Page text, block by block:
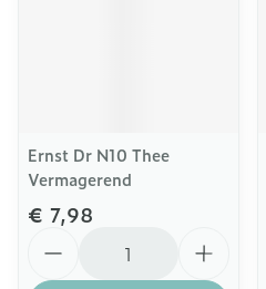
Ernst Dr N10 Thee
Vermagerend
€ 7,98